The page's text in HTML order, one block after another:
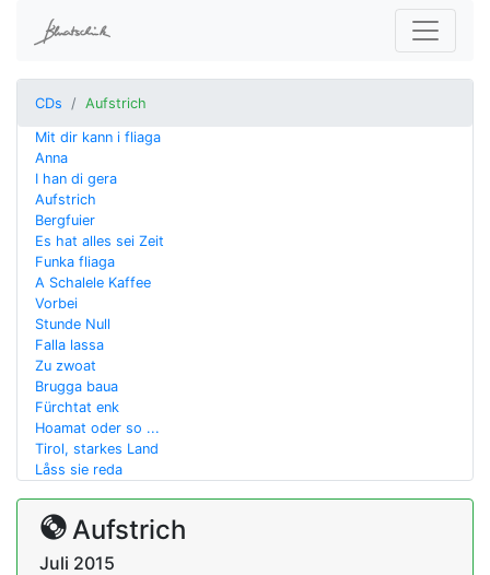
CDs Aufstrich
Mit dir kann i fliaga
Anna
I han di gera
Aufstrich
Bergfuier
Es hat alles sei Zeit
Funka fliaga
A Schalele Kaffee
Vorbei
Stunde Null
Falla lassa
Zu zwoat
Brugga baua
Fürchtat enk
Hoamat oder so ...
Tirol, starkes Land
Låss sie reda
Aufstrich
Juli 2015